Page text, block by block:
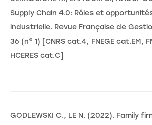
Supply Chain 4.0: Rôles et
industrielle. Revue Française de
36 (n° 1) [CNRS cat.4, FNEGE cat.EM,
HCERES cat.C]
GODLEWSKI C., LE N. (2022). Family